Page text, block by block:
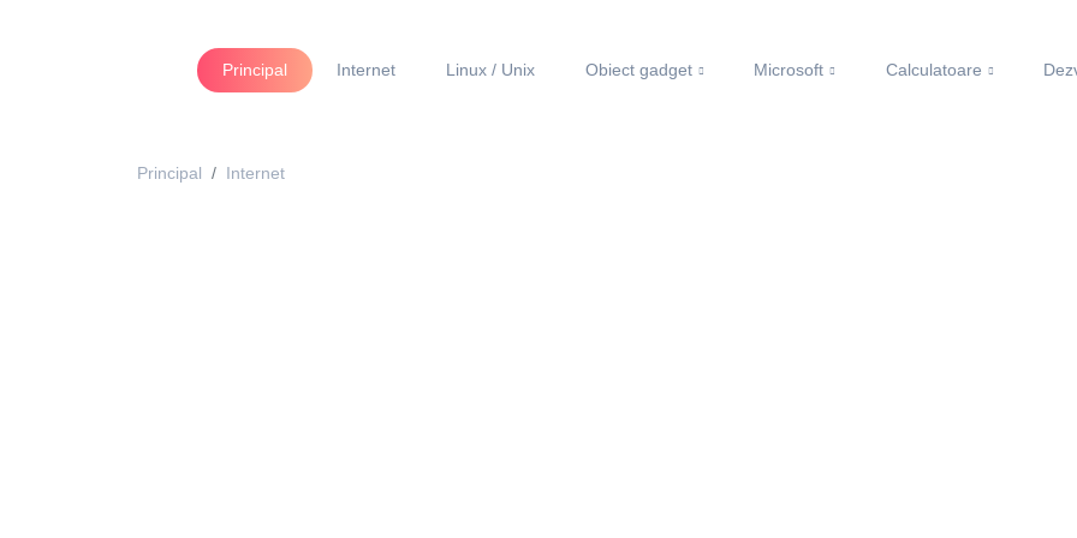
Principal Internet Linux / Unix Obiect gadget Microsoft Calculatoare
Principal Internet